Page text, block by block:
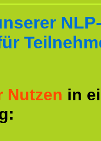
Nutzen in